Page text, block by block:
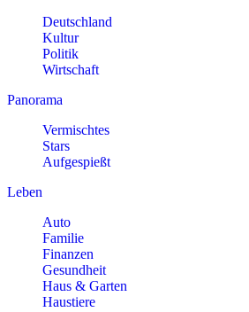
Deutschland
Kultur
Politik
Wirtschaft
Panorama
Vermischtes
Stars
Aufgespießt
Leben
Auto
Familie
Finanzen
Gesundheit
Haus & Garten
Haustiere